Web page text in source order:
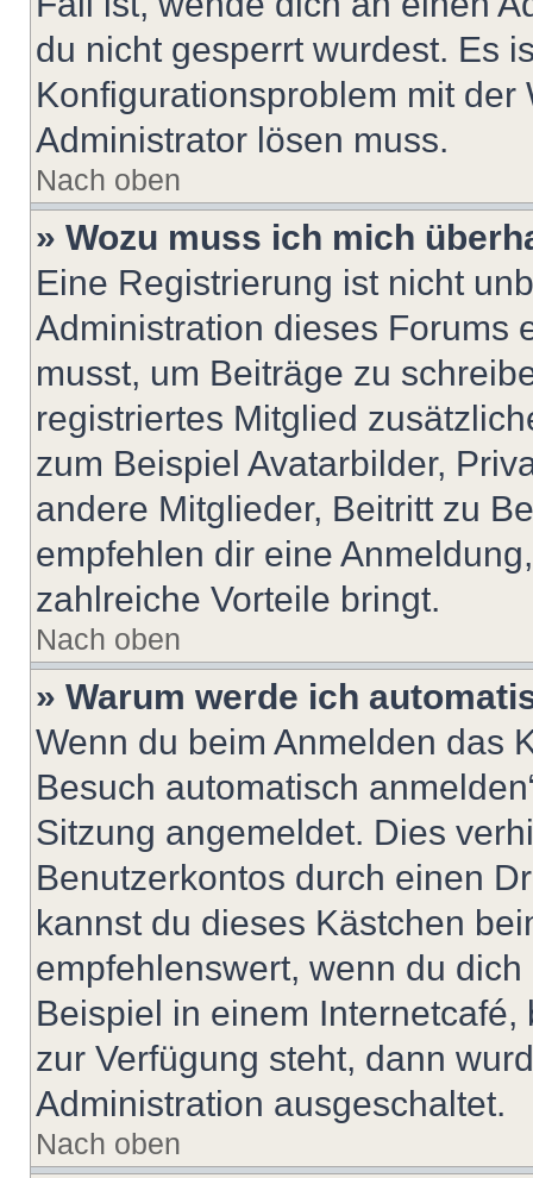
du nicht gesperrt wurdest. Es
Konfigurationsproblem mit
Administrator lösen muss.
Nach oben
» Wozu muss ich mich
Eine Registrierung ist nicht
Administration dieses Forums
musst, um Beiträge zu
registriertes Mitglied
zum Beispiel Avatarbilder,
andere Mitglieder, Beitritt zu
empfehlen dir eine
zahlreiche Vorteile bringt.
Nach oben
» Warum werde ich
Wenn du beim Anmelden das
Besuch automatisch
Sitzung angemeldet. Dies
Benutzerkontos durch einen
kannst du dieses Kästchen
empfehlenswert, wenn du
Beispiel in einem
zur Verfügung steht, dann
Administration ausgeschaltet.
Nach oben